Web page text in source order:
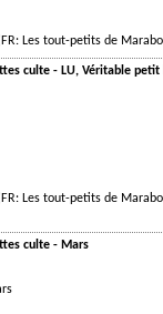
Les tout-petits de
culte - LU, Véritable petit
Les tout-petits de
culte - Mars